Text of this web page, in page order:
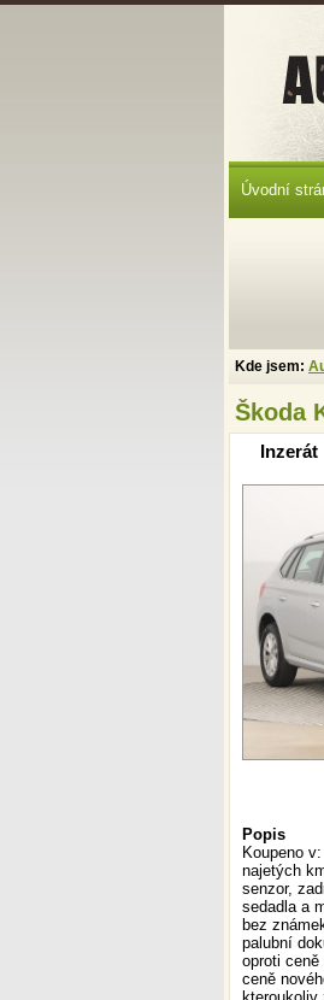
Škoda
Inzerát
Popis
Koupeno
najetých
senzor,
sedadla a
bez
palubní
oproti
ceně
Úvodní
Kde jsem: